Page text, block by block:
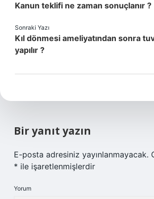
Kanun teklifi ne zaman sonuçlanır ?
Sonraki Yazı
Kıl dönmesi ameliyatından sonra
yapılır ?
Bir yanıt yazın
E-posta adresiniz yayınlanmayacak.
* ile işaretlenmişlerdir
Yorum